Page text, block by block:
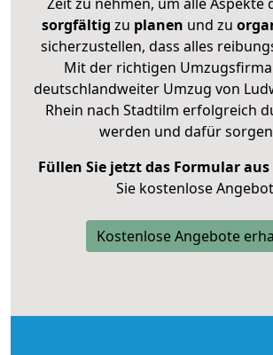
sorgfältig zu planen und zu
sicherzustellen, dass alles
Mit der richtigen
deutschlandweiter Umzug von
Rhein nach Stadtilm erfolgreich
werden und dafür
Füllen Sie jetzt das Formular aus
Sie kostenlose
Kostenlose Angebote